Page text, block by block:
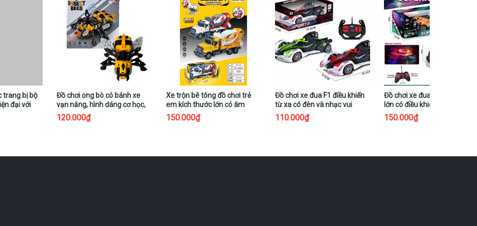
trang bị bộ
đại với
Đồ chơi ong bò có bánh xe
vạn năng, hình dáng cơ học,
đèn, nhạc và cánh vỗ mô
phỏng
120.000₫
Xe trộn bê tông đồ chơi trẻ
em kích thước lớn có âm
thanh và đèn
150.000₫
Đồ chơi xe đua F1 điều khiển
từ xa có đèn và nhạc vui
nhộn, quà tặng tốt nhất cho
trẻ em
110.000₫
Đồ chơi xe đua thể thao cỡ
lớn có điều khiển từ xa 4
và đèn, âm thanh cho bé
150.000₫